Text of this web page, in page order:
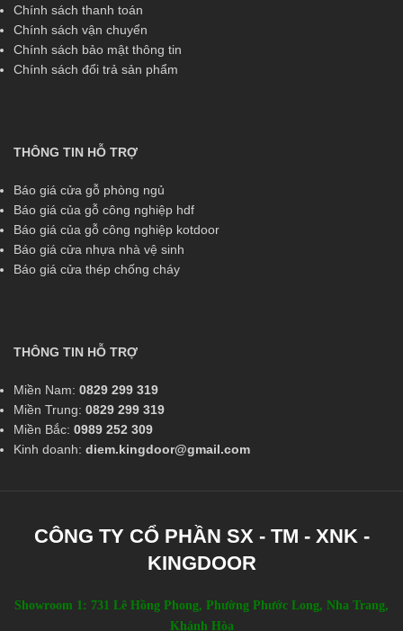
Chính sách thanh toán
Chính sách vận chuyển
Chính sách bảo mật thông tin
Chính sách đổi trả sản phẩm
THÔNG TIN HỖ TRỢ
Báo giá cửa gỗ phòng ngủ
Báo giá của gỗ công nghiệp hdf
Báo giá của gỗ công nghiệp kotdoor
Báo giá cửa nhựa nhà vệ sinh
Báo giá cửa thép chống cháy
THÔNG TIN HỖ TRỢ
Miền Nam: 0829 299 319
Miền Trung: 0829 299 319
Miền Bắc: 0989 252 309
Kinh doanh: diem.kingdoor@gmail.com
CÔNG TY CỔ PHẦN SX - TM - XNK -
KINGDOOR
Showroom 1: 731 Lê Hồng Phong, Phường Phước Long, Nha Trang,
Khánh Hòa